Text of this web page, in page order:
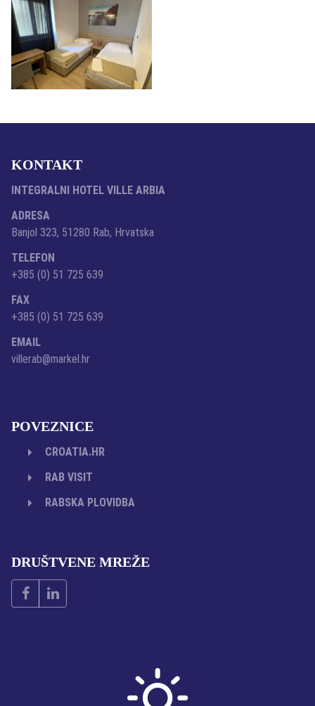
KONTAKT
INTEGRALNI HOTEL VILLE ARBIA
ADRESA
Banjol 323, 51280 Rab, Hrvatska
TELEFON
+385 (0) 51 725 639
FAX
+385 (0) 51 725 639
EMAIL
villerab@markel.hr
POVEZNICE
CROATIA.HR
RAB VISIT
RABSKA PLOVIDBA
DRUŠTVENE MREŽE
Facebook